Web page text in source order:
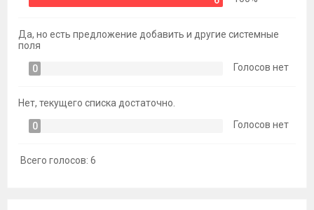
Да, но есть предложение добавить и другие системные
поля
0 Голосов нет
Нет, текущего списка достаточно.
0 Голосов нет
Всего голосов: 6